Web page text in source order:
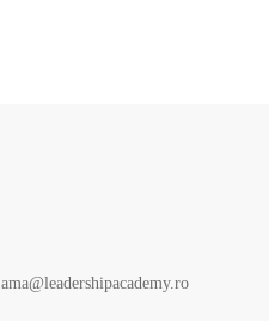
ama@leadershipacademy.ro